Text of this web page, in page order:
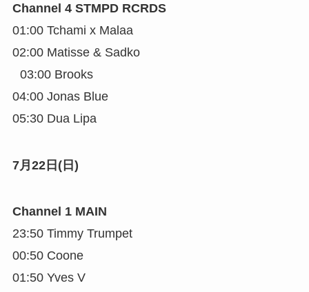
Channel 4 STMPD RCRDS
01:00 Tchami x Malaa
02:00 Matisse & Sadko
03:00 Brooks
04:00 Jonas Blue
05:30 Dua Lipa
7月22日(日)
Channel 1 MAIN
23:50 Timmy Trumpet
00:50 Coone
01:50 Yves V